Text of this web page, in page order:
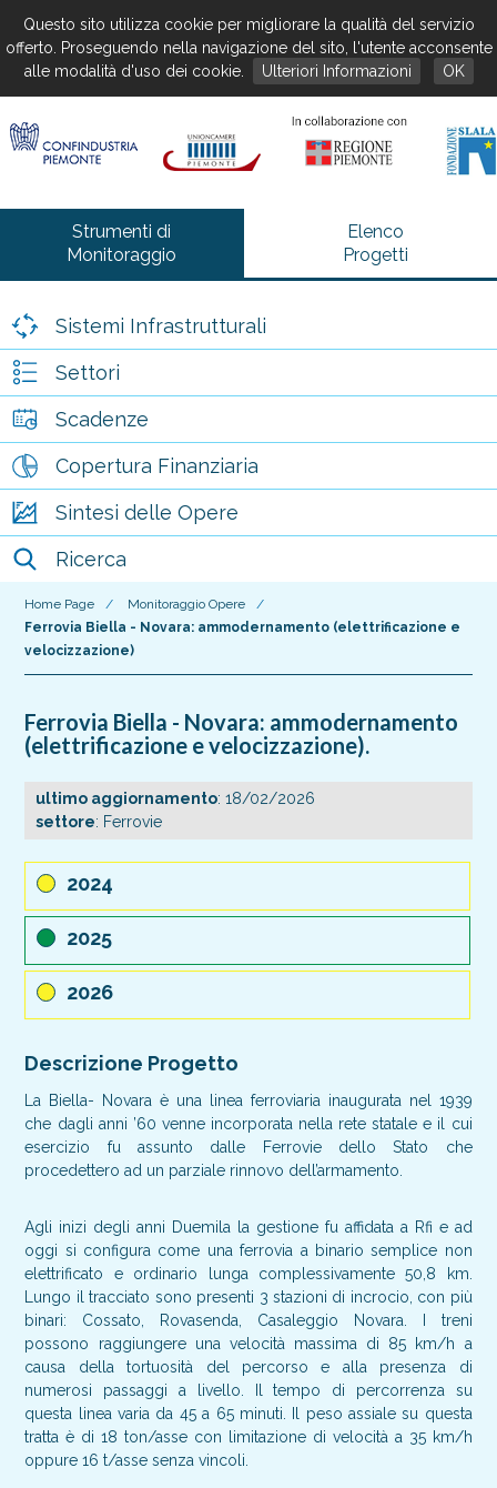
Strumenti di
Monitoraggio
Elenco
Progetti
Sistemi Infrastrutturali
Settori
Scadenze
Copertura Finanziaria
Sintesi delle Opere
Ricerca
Home Page / Monitoraggio Opere
/
Ferrovia Biella - Novara: ammodernamento (elettrificazione e
velocizzazione)
Ferrovia Biella - Novara: ammodernamento
(elettrificazione e velocizzazione).
ultimo aggiornamento: 18/02/2026
settore: Ferrovie
2024
2025
2026
Descrizione Progetto
La Biella- Novara è una linea ferroviaria inaugurata nel 1939
che dagli anni ’60 venne incorporata nella rete statale e il cui
esercizio fu assunto dalle Ferrovie dello Stato che
procedettero ad un parziale rinnovo dell’armamento.
Agli inizi degli anni Duemila la gestione fu affidata a Rfi e ad
oggi si configura come una ferrovia a binario semplice non
elettrificato e ordinario lunga complessivamente 50,8 km.
Lungo il tracciato sono presenti 3 stazioni di incrocio, con più
binari: Cossato, Rovasenda, Casaleggio Novara. I treni
possono raggiungere una velocità massima di 85 km/h a
causa della tortuosità del percorso e alla presenza di
numerosi passaggi a livello. Il tempo di percorrenza su
questa linea varia da 45 a 65 minuti. Il peso assiale su questa
tratta è di 18 ton/asse con limitazione di velocità a 35 km/h
oppure 16 t/asse senza vincoli.
Questo sito utilizza cookie per migliorare la qualità del servizio
offerto. Proseguendo nella navigazione del sito, l'utente acconsente
alle modalità d'uso dei cookie.
Ulteriori Informazioni OK